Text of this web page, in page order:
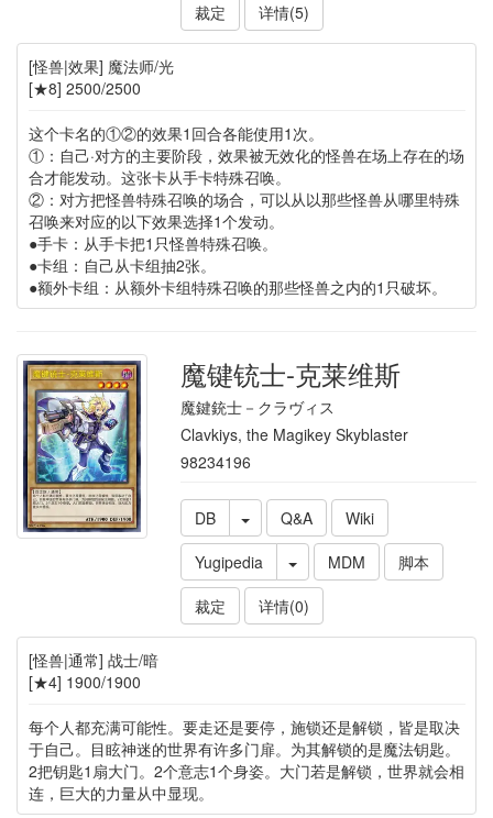
裁定
详情(5)
[怪兽|效果] 魔法师/光
[★8] 2500/2500
这个卡名的①②的效果1回合各能使用1次。
①：自己·对方的主要阶段，效果被无效化的怪兽在场上存在的场
合才能发动。这张卡从手卡特殊召唤。
②：对方把怪兽特殊召唤的场合，可以从以那些怪兽从哪里特殊
召唤来对应的以下效果选择1个发动。
●手卡：从手卡把1只怪兽特殊召唤。
●卡组：自己从卡组抽2张。
●额外卡组：从额外卡组特殊召唤的那些怪兽之内的1只破坏。
魔键铳士-克莱维斯
魔鍵銃士－クラヴィス
Clavkiys, the Magikey Skyblaster
98234196
DB Q&A
Wiki
Yugipedia
MDM
脚本
裁定
详情(0)
[怪兽|通常] 战士/暗
[★4] 1900/1900
每个人都充满可能性。要走还是要停，施锁还是解锁，皆是取决
于自己。目眩神迷的世界有许多门扉。为其解锁的是魔法钥匙。
2把钥匙1扇大门。2个意志1个身姿。大门若是解锁，世界就会相
连，巨大的力量从中显现。